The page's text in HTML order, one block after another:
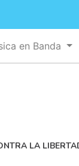
en Banda
LA